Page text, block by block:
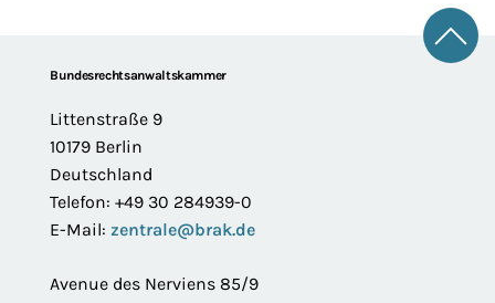
FooterBundesrechtsanwaltskammer
Littenstraße 9
10179 Berlin
Deutschland
Telefon: +49 30 284939-0
E-Mail: zentrale@brak.de
Avenue des Nerviens 85/9